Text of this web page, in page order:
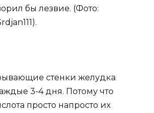
бы лезвие. (Фото:
стенки желудка
3-4 дня. Потому что
просто напросто их